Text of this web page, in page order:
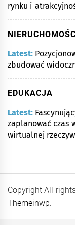
rynku i
Latest:
zbudować
EDUKACJA
Latest:
zaplanować czas
wirtualnej
Copyright All
Themeinwp.